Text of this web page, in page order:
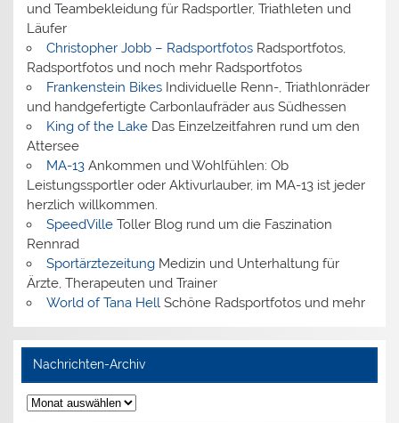
und Teambekleidung für Radsportler, Triathleten und
Läufer
Christopher Jobb – RadsportfotosRadsportfotos,
Radsportfotos und noch mehr Radsportfotos
Frankenstein BikesIndividuelle Renn-, Triathlonräder
und handgefertigte Carbonlaufräder aus Südhessen
King of the LakeDas Einzelzeitfahren rund um den
Attersee
MA-13Ankommen und Wohlfühlen: Ob
Leistungssportler oder Aktivurlauber, im MA-13 ist jeder
herzlich willkommen.
SpeedVilleToller Blog rund um die Faszination
Rennrad
SportärztezeitungMedizin und Unterhaltung für
Ärzte, Therapeuten und Trainer
World of Tana HellSchöne Radsportfotos und mehr
Nachrichten-Archiv
Nachrichten-
Archiv